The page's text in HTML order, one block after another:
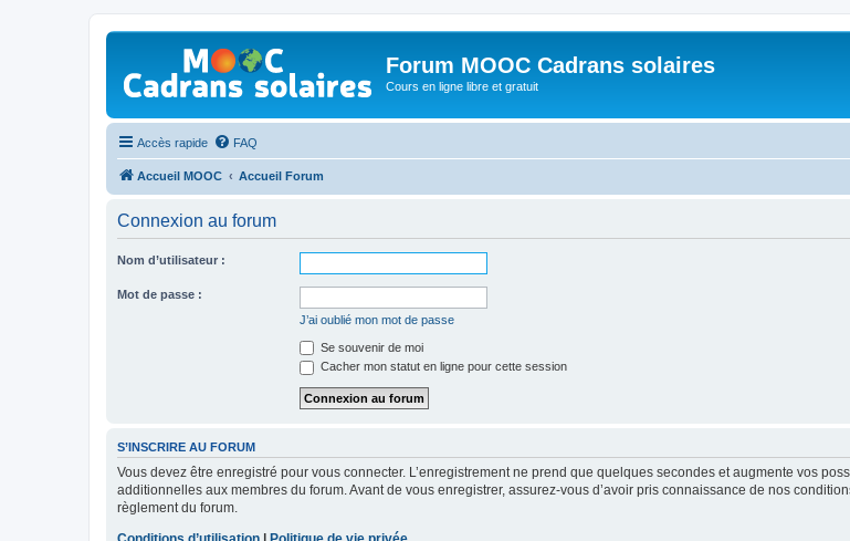
Forum MOOC Cadrans solaires
Cours en ligne libre et gratuit
Accès rapide FAQ
Accueil MOOC Accueil Forum
Connexion au forum
Nom d’utilisateur :
Mot de passe :
J’ai oublié mon mot de passe
Se souvenir de moi
Cacher mon statut en ligne pour cette session
S’INSCRIRE AU FORUM
Vous devez être enregistré pour vous connecter. L’enregistrement ne prend que quelques secondes et augmente vos
additionnelles aux membres du forum. Avant de vous enregistrer, assurez-vous d’avoir pris connaissance de nos
règlement du forum.